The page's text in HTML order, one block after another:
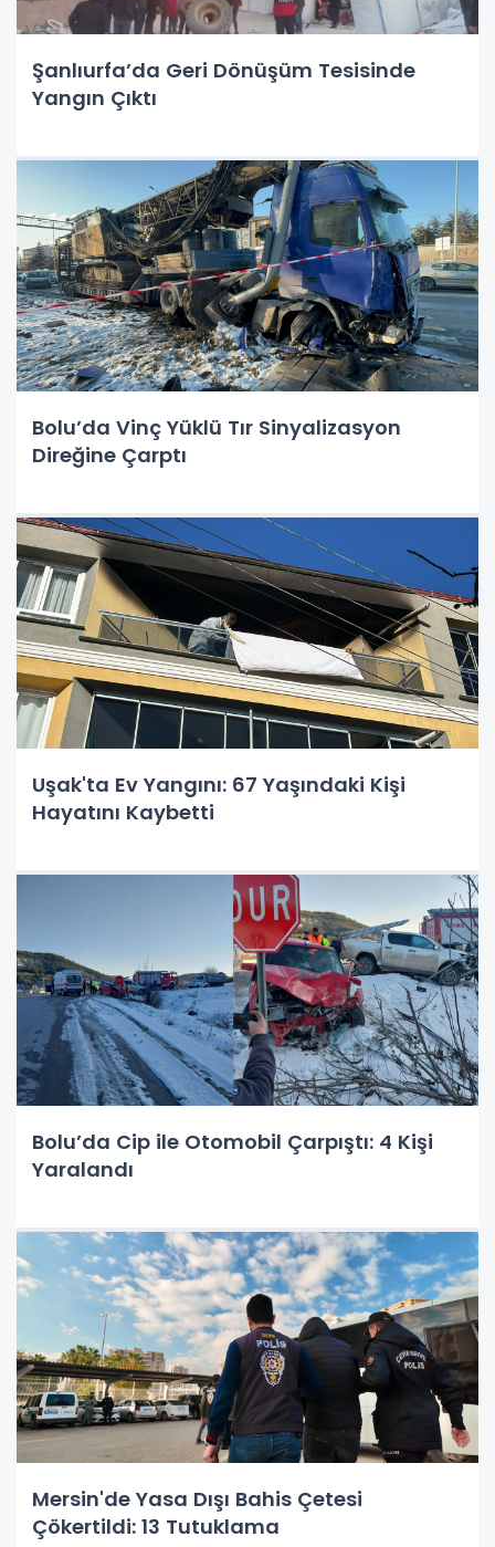
Şanlıurfa’da Geri Dönüşüm Tesisinde
Yangın Çıktı
Bolu’da Vinç Yüklü Tır Sinyalizasyon
Direğine Çarptı
Uşak'ta Ev Yangını: 67 Yaşındaki Kişi
Hayatını Kaybetti
Bolu’da Cip ile Otomobil Çarpıştı: 4 Kişi
Yaralandı
Mersin'de Yasa Dışı Bahis Çetesi
Çökertildi: 13 Tutuklama